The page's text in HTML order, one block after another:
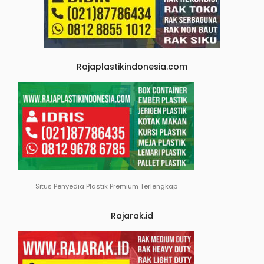
Rajaplastikindonesia.com
Situs Penyedia Plastik Premium Terlengkap
Rajarak.id